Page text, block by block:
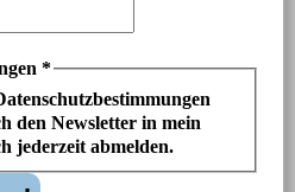
*
den Newsletter in mein
jederzeit abmelden.